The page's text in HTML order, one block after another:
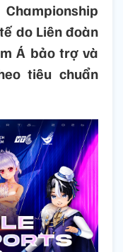
do Liên đoàn
Á bảo trợ và
tiêu chuẩn